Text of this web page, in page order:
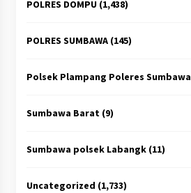
POLRES DOMPU(1,438)
POLRES SUMBAWA(145)
Polsek Plampang Poleres Sumbawa
Sumbawa Barat(9)
Sumbawa polsek Labangk(11)
Uncategorized (1,733)